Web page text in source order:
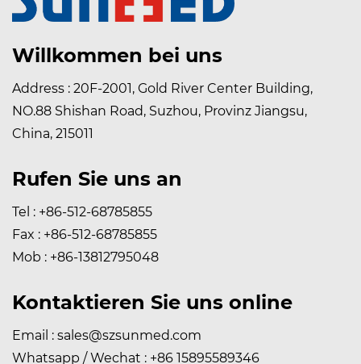
Willkommen bei uns
Address : 20F-2001, Gold River Center Building,
NO.88 Shishan Road, Suzhou, Provinz Jiangsu,
China, 215011
Rufen Sie uns an
Tel : +86-512-68785855
Fax : +86-512-68785855
Mob : +86-13812795048
Kontaktieren Sie uns online
Email : sales@szsunmed.com
Whatsapp / Wechat : +86 15895589346